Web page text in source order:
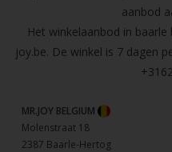
aanbod
Het winkelaanbod in
joy.be. De winkel is 7 dagen
MR.JOY BELGIUM
Molenstraat 18
2387 Baarle-Hertog